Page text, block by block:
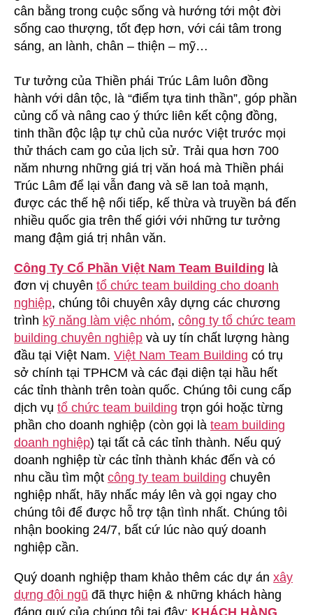
cân bằng trong cuộc sống và hướng tới một đời
sống cao thượng, tốt đẹp hơn, với cái tâm trong
sáng, an lành, chân – thiện – mỹ…
Tư tưởng của Thiền phái Trúc Lâm luôn đồng
hành với dân tộc, là “điểm tựa tinh thần”, góp phần
củng cố và nâng cao ý thức liên kết cộng đồng,
tinh thần độc lập tự chủ của nước Việt trước mọi
thử thách cam go của lịch sử. Trải qua hơn 700
năm nhưng những giá trị văn hoá mà Thiền phái
Trúc Lâm để lại vẫn đang và sẽ lan toả mạnh,
được các thế hệ nối tiếp, kế thừa và truyền bá đến
nhiều quốc gia trên thế giới với những tư tưởng
mang đậm giá trị nhân văn.
Công Ty Cổ Phần Việt Nam Team Building là
đơn vị chuyên tổ chức team building cho doanh
nghiệp, chúng tôi chuyên xây dựng các chương
trình kỹ năng làm việc nhóm, công ty tổ chức team
building chuyên nghiệp và uy tín chất lượng hàng
đầu tại Việt Nam. Việt Nam Team Building có trụ
sở chính tại TPHCM và các đại diện tại hầu hết
các tỉnh thành trên toàn quốc. Chúng tôi cung cấp
dịch vụ tổ chức team building trọn gói hoặc từng
phần cho doanh nghiệp (còn gọi là team building
doanh nghiệp) tại tất cả các tỉnh thành. Nếu quý
doanh nghiệp từ các tỉnh thành khác đến và có
nhu cầu tìm một công ty team building chuyên
nghiệp nhất, hãy nhấc máy lên và gọi ngay cho
chúng tôi để được hỗ trợ tận tình nhất. Chúng tôi
nhận booking 24/7, bất cứ lúc nào quý doanh
nghiệp cần.
Quý doanh nghiệp tham khảo thêm các dự án xây
dựng đội ngũ đã thực hiện & những khách hàng
đáng quý của chúng tôi tại đây: KHÁCH HÀNG